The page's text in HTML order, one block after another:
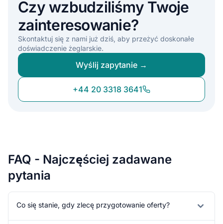
Czy wzbudziliśmy Twoje
zainteresowanie?
Skontaktuj się z nami już dziś, aby przeżyć doskonałe
doświadczenie żeglarskie.
Wyślij zapytanie →
+44 20 3318 3641
FAQ - Najczęściej zadawane
pytania
Co się stanie, gdy zlecę przygotowanie oferty?